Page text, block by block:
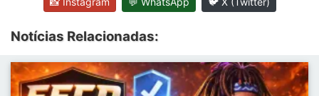
Notícias Relacionadas: